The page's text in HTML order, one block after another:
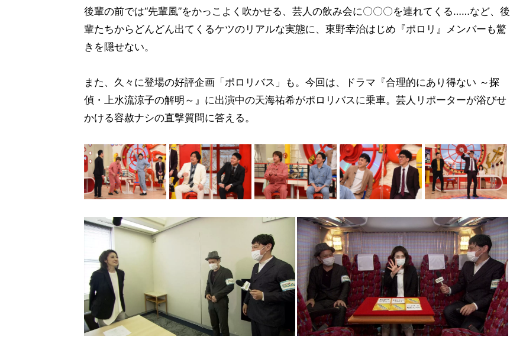
後輩の前では“先輩風”をかっこよく吹かせる、芸人の飲み会に〇〇〇を連れてくる……など、後
輩たちからどんどん出てくるケツのリアルな実態に、東野幸治はじめ『ポロリ』メンバーも驚
きを隠せない。
また、久々に登場の好評企画「ポロリバス」も。今回は、ドラマ『合理的にあり得ない ～探
偵・上水流涼子の解明～』に出演中の天海祐希がポロリバスに乗車。芸人リポーターが浴びせ
かける容赦ナシの直撃質問に答える。